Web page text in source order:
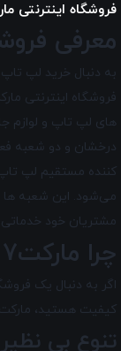
فروشگاه اینترنتی مارکت7، بررسی، انتخاب و
معرفی
به دنبال خرید لپ
های لپ تاپ و لوازم
درخشان و دو شعبه
کننده مستقیم لپ
می‌شود. این شعبه ها
مشتریان خود خدماتی
چرا مارکت7 را انتخاب کنید؟
اگر به دنبال یک
کیفیت هستید، مارکت7 بهترین گزینه برای شماست.
تنوع بی نظیر